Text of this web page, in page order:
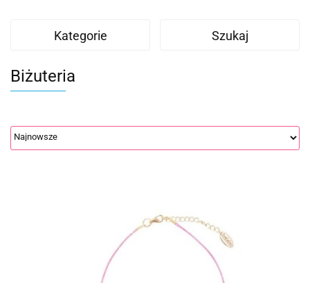
Kategorie Szukaj
Biżuteria